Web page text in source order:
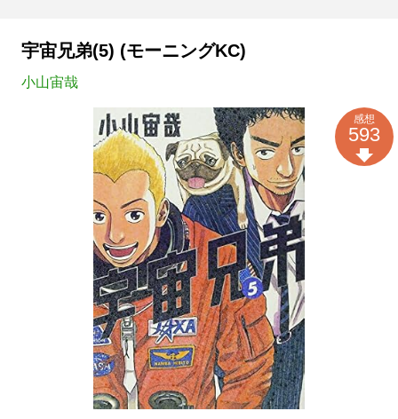
宇宙兄弟(5) (モーニングKC)
小山宙哉
感想
593